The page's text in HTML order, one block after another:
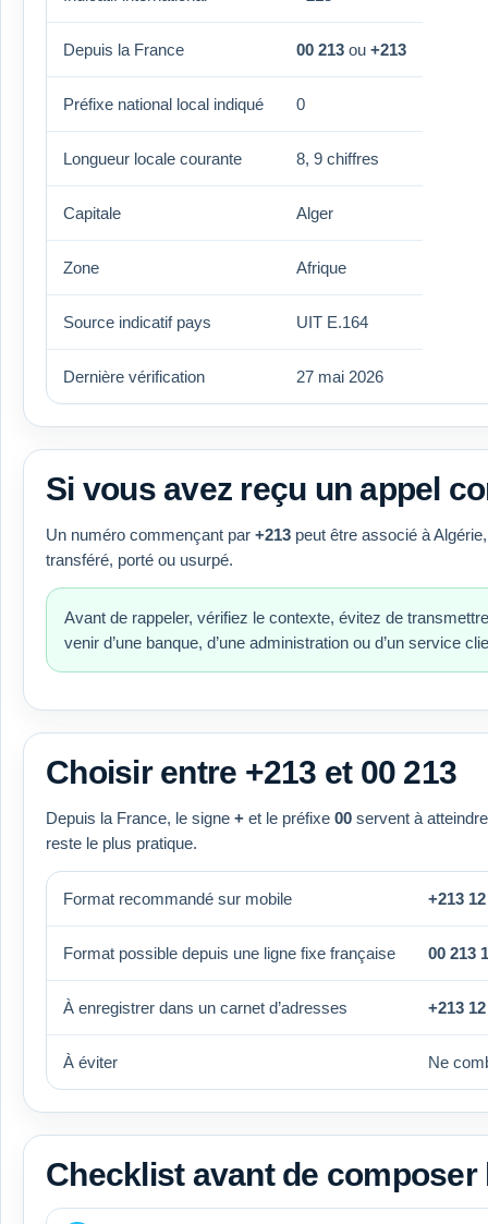
Depuis la France 00 213 ou +213
Préfixe national local indiqué 0
Longueur locale courante 8, 9 chiffres
Capitale Alger
Zone Afrique
Source indicatif pays UIT E.164
Dernière vérification 27 mai 2026
Si vous avez reçu un appel
Un numéro commençant par +213 peut être associé à
transféré, porté ou usurpé.
Avant de rappeler, vérifiez le contexte, évitez de
venir d’une banque, d’une administration ou d’un service
Choisir entre +213 et 00 213
Depuis la France, le signe + et le préfixe 00 servent à
reste le plus pratique.
Format recommandé sur mobile +213
Format possible depuis une ligne fixe française 00 213
À enregistrer dans un carnet d’adresses +213
À éviter Ne
Checklist avant de composer